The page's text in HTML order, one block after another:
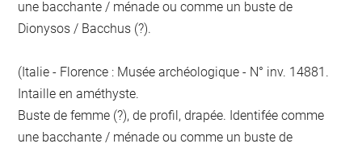
une bacchante / ménade ou comme un buste de
Dionysos / Bacchus (?).
(Italie - Florence : Musée archéologique - N° inv. 14881.
Intaille en améthyste.
Buste de femme (?), de profil, drapée. Identifée comme
une bacchante / ménade ou comme un buste de